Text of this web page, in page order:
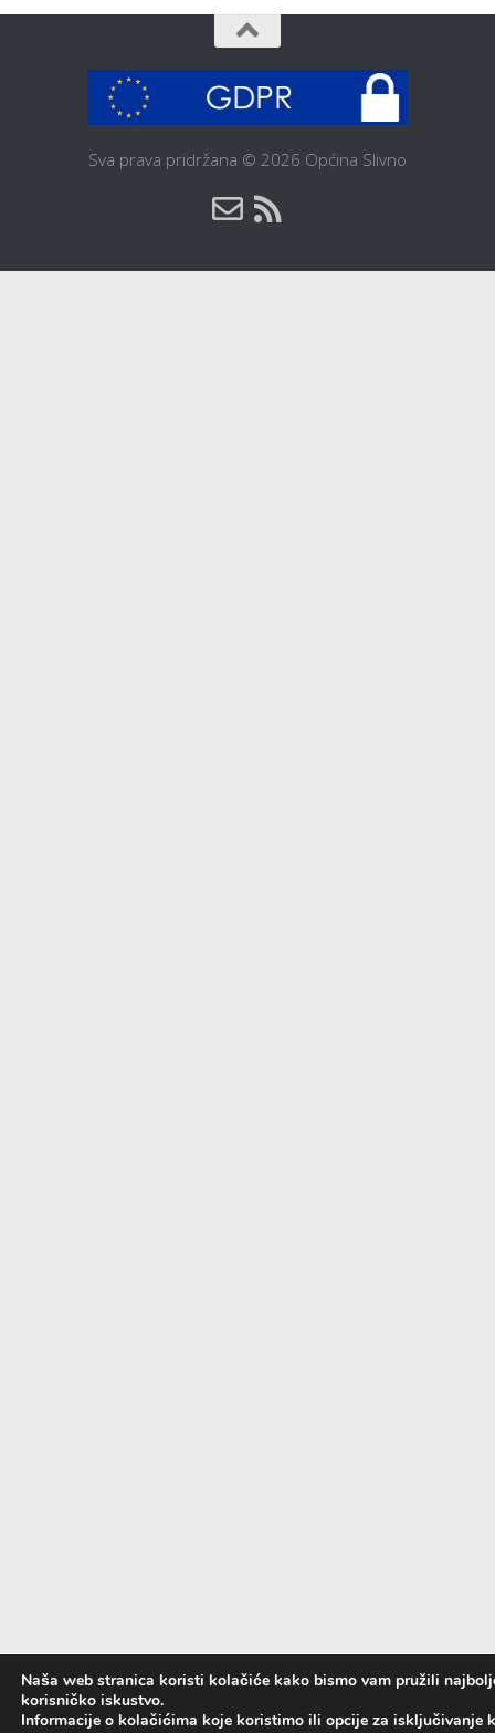
Sva prava pridržana © 2026 Općina Slivno
Naša web stranica koristi kolačiće kako bismo vam pružili
korisničko iskustvo.
Informacije o kolačićima koje koristimo ili opcije za isključivanje